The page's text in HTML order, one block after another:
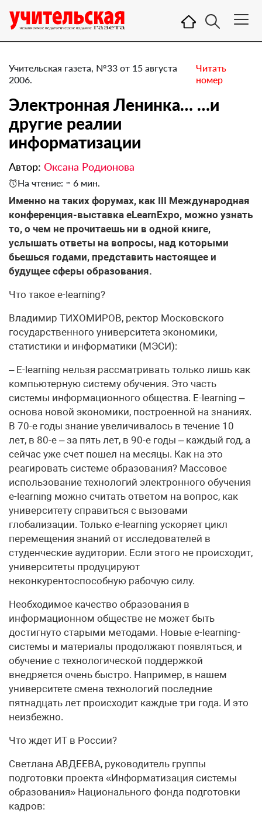
Учительская газета, №33 от 15 августа
2006.
Читать
номер
Электронная Ленинка… …и
другие реалии
информатизации
Автор: Оксана Родионова
На чтение: ≈ 6 мин.
Именно на таких форумах, как III Международная
конференция-выставка eLearnExpo, можно узнать
то, о чем не прочитаешь ни в одной книге,
услышать ответы на вопросы, над которыми
бьешься годами, представить настоящее и
будущее сферы образования.
Что такое e-learning?
Владимир ТИХОМИРОВ, ректор Московского
государственного университета экономики,
статистики и информатики (МЭСИ):
– E-learning нельзя рассматривать только лишь как
компьютерную систему обучения. Это часть
системы информационного общества. E-learning –
основа новой экономики, построенной на знаниях.
В 70-е годы знание увеличивалось в течение 10
лет, в 80-е – за пять лет, в 90-е годы – каждый год, а
сейчас уже счет пошел на месяцы. Как на это
реагировать системе образования? Массовое
использование технологий электронного обучения
e-learning можно считать ответом на вопрос, как
университету справиться с вызовами
глобализации. Только e-learning ускоряет цикл
перемещения знаний от исследователей в
студенческие аудитории. Если этого не происходит,
университеты продуцируют
неконкурентоспособную рабочую силу.
Необходимое качество образования в
информационном обществе не может быть
достигнуто старыми методами. Новые e-learning-
системы и материалы продолжают появляться, и
обучение с технологической поддержкой
внедряется очень быстро. Например, в нашем
университете смена технологий последние
пятнадцать лет происходит каждые три года. И это
неизбежно.
Что ждет ИТ в России?
Светлана АВДЕЕВА, руководитель группы
подготовки проекта «Информатизация системы
образования» Национального фонда подготовки
кадров: